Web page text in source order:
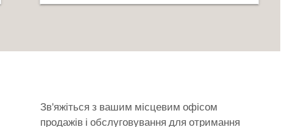
Зв'яжіться з вашим місцевим офісом
продажів і обслуговування для отримання